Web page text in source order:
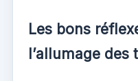
Les bons
l’allumage des